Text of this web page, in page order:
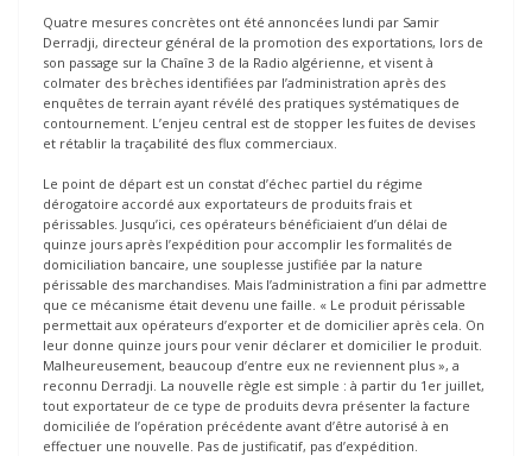
Quatre mesures concrètes ont été annoncées lundi par Samir
Derradji, directeur général de la promotion des exportations, lors de
son passage sur la Chaîne 3 de la Radio algérienne, et visent à
colmater des brèches identifiées par l’administration après des
enquêtes de terrain ayant révélé des pratiques systématiques de
contournement. L’enjeu central est de stopper les fuites de devises
et rétablir la traçabilité des flux commerciaux.
Le point de départ est un constat d’échec partiel du régime
dérogatoire accordé aux exportateurs de produits frais et
périssables. Jusqu’ici, ces opérateurs bénéficiaient d’un délai de
quinze jours après l’expédition pour accomplir les formalités de
domiciliation bancaire, une souplesse justifiée par la nature
périssable des marchandises. Mais l’administration a fini par admettre
que ce mécanisme était devenu une faille. « Le produit périssable
permettait aux opérateurs d’exporter et de domicilier après cela. On
leur donne quinze jours pour venir déclarer et domicilier le produit.
Malheureusement, beaucoup d’entre eux ne reviennent plus », a
reconnu Derradji. La nouvelle règle est simple : à partir du 1er juillet,
tout exportateur de ce type de produits devra présenter la facture
domiciliée de l’opération précédente avant d’être autorisé à en
effectuer une nouvelle. Pas de justificatif, pas d’expédition.